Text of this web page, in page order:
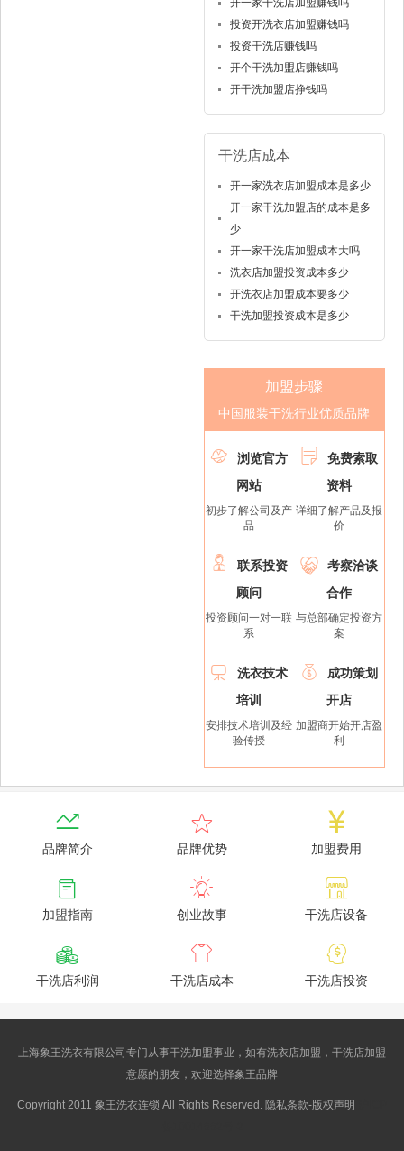
投资开洗衣店加盟赚钱吗
投资干洗店赚钱吗
开个干洗加盟店赚钱吗
开干洗加盟店挣钱吗
干洗店成本
开一家洗衣店加盟成本是多少
开一家干洗加盟店的成本是多
少
开一家干洗店加盟成本大吗
洗衣店加盟投资成本多少
开洗衣店加盟成本要多少
干洗加盟投资成本是多少
加盟步骤
中国服装干洗行业优质品牌

浏览官方
网站
初步了解公司及产
品

免费索取
资料
详细了解产品及报
价

联系投资
顾问
投资顾问一对一联
系

考察洽谈
合作
与总部确定投资方
案

洗衣技术
培训
安排技术培训及经
验传授

成功策划
开店
加盟商开始开店盈
利

品牌简介

品牌优势

加盟费用

加盟指南

创业故事

干洗店设备

干洗店利润

干洗店成本

干洗店投资
上海象王洗衣有限公司专门从事干洗加盟事业，如有洗衣店加盟，干洗店加盟
意愿的朋友，欢迎选择象王品牌
Copyright 2011 象王洗衣连锁 All Rights Reserved. 隐私条款-版权声明